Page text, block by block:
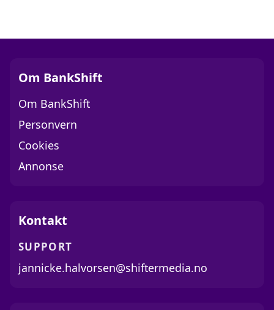
Om BankShift
Om BankShift
Personvern
Cookies
Annonse
Kontakt
SUPPORT
jannicke.halvorsen@shiftermedia.no